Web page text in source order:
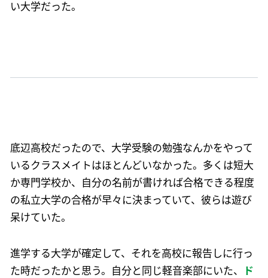
い大学だった。
底辺高校だったので、大学受験の勉強なんかをやって
いるクラスメイトはほとんどいなかった。多くは短大
か専門学校か、自分の名前が書ければ合格できる程度
の私立大学の合格が早々に決まっていて、彼らは遊び
呆けていた。
進学する大学が確定して、それを高校に報告しに行っ
た時だったかと思う。自分と同じ軽音楽部にいた、
ド